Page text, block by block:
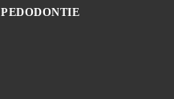
PEDODONTIE